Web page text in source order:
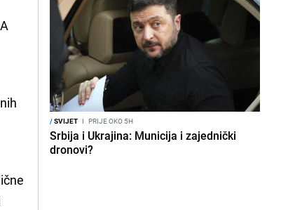
/SVIJET I PRIJE OKO 5H
Srbija i Ukrajina: Municija i zajednički
dronovi?